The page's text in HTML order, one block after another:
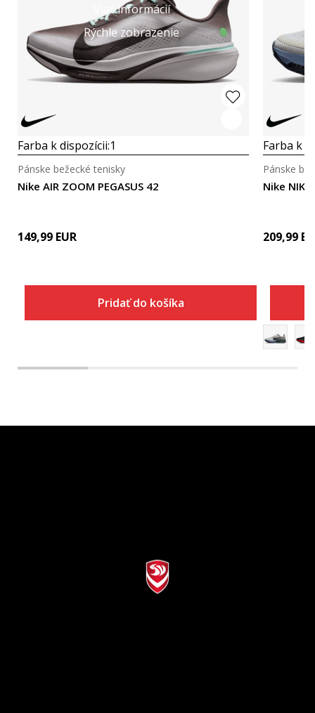
Viac informácií
Rýchle zobrazenie
Farba k dispozícii:1
Nike AIR ZOOM PEGASUS 42
Pánske bežecké tenisky
149,99 EUR
Pridať do košíka
Farba k
Nike NIKE
Pánske
209,99